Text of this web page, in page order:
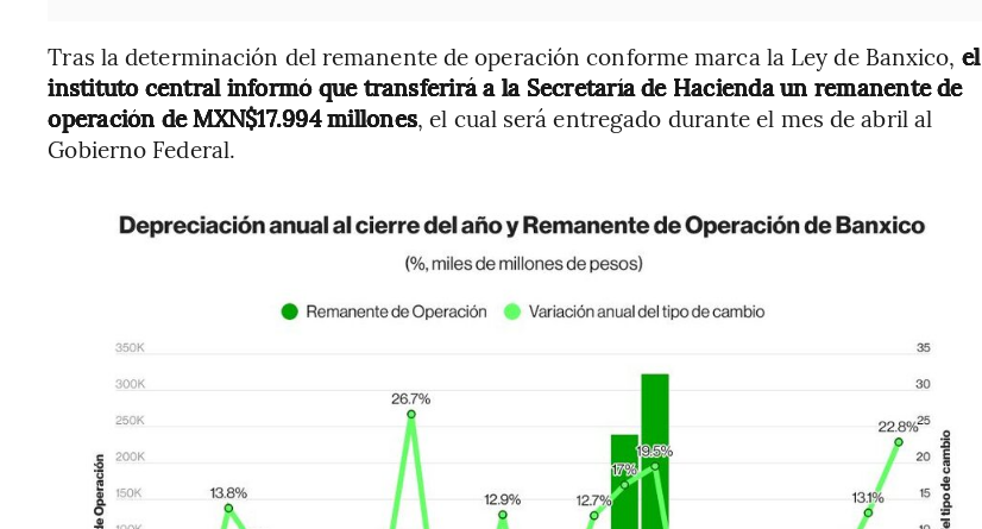
Tras la determinación del remanente de operación conforme marca la Ley de Banxico, el
instituto central informó que transferirá a la Secretaría de Hacienda un remanente de
operación de MXN$17.994 millones, el cual será entregado durante el mes de abril al
Gobierno Federal.